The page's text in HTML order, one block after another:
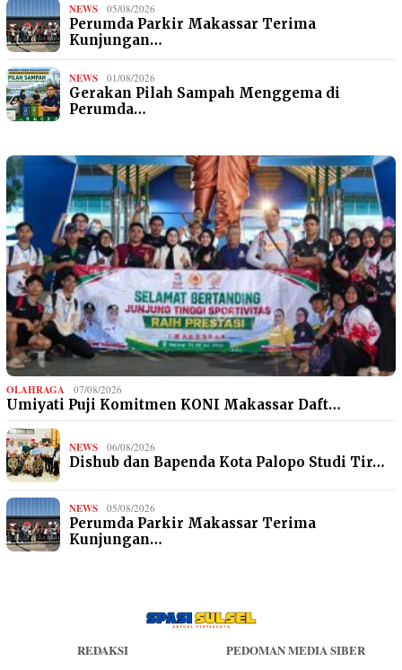
NEWS 05/08/2026
Perumda Parkir Makassar Terima
Kunjungan…
NEWS 01/08/2026
Gerakan Pilah Sampah Menggema di
Perumda…
OLAHRAGA 07/08/2026
Umiyati Puji Komitmen KONI Makassar Daft…
NEWS 06/08/2026
Dishub dan Bapenda Kota Palopo Studi Tir…
NEWS 05/08/2026
Perumda Parkir Makassar Terima
Kunjungan…
REDAKSI
PEDOMAN MEDIA SIBER